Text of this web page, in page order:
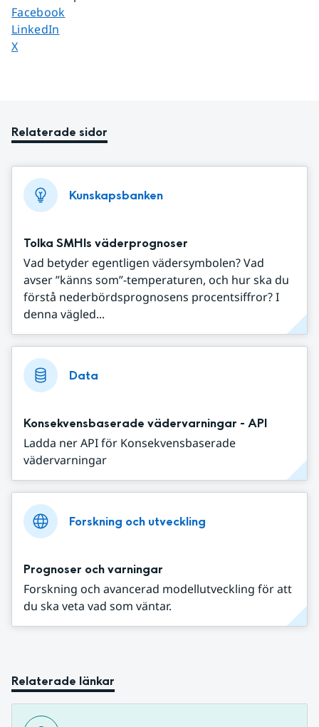
Dela sidan på
Facebook
Dela sidan på
LinkedIn
Dela sidan på
X
Relaterade sidor
Kunskapsbanken
Tolka SMHIs väderprognoser
Vad betyder egentligen vädersymbolen? Vad
avser ”känns som”-temperaturen, och hur ska du
förstå nederbördsprognosens procentsiffror? I
denna vägled...
Data
Konsekvensbaserade vädervarningar - API
Ladda ner API för Konsekvensbaserade
vädervarningar
Forskning och utveckling
Prognoser och varningar
Forskning och avancerad modellutveckling för att
du ska veta vad som väntar.
Relaterade länkar